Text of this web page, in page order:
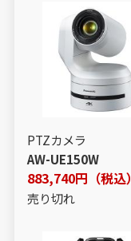
PTZカメラ
AW-UE150W
883,740円（税込）
売り切れ